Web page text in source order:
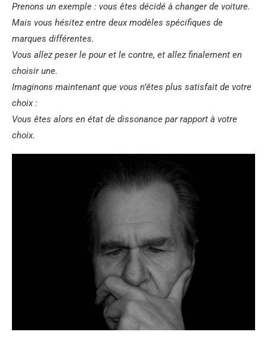
Prenons un exemple : vous êtes décidé à changer de voiture.
Mais vous hésitez entre deux modèles spécifiques de
marques différentes.
Vous allez peser le pour et le contre, et allez finalement en
choisir une.
Imaginons maintenant que vous n’êtes plus satisfait de votre
choix :
Vous êtes alors en état de dissonance par rapport à votre
choix.